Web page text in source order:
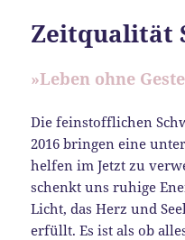
Zeitqualität
»Leben ohne
Die feinstofflichen
2016 bringen eine
helfen im Jetzt zu
schenkt uns ruhige
Licht, das Herz und
erfüllt. Es ist als ob